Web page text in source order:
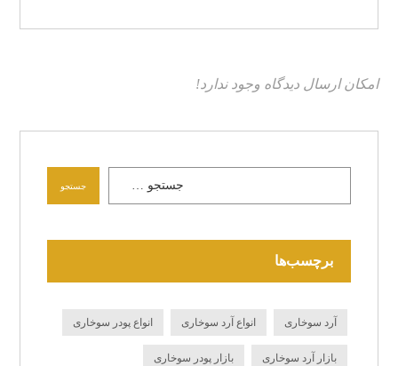
امکان ارسال دیدگاه وجود ندارد!
جستجو
برچسب‌ها
آرد سوخاری انواع آرد سوخاری انواع پودر سوخاری
بازار آرد سوخاری بازار پودر سوخاری